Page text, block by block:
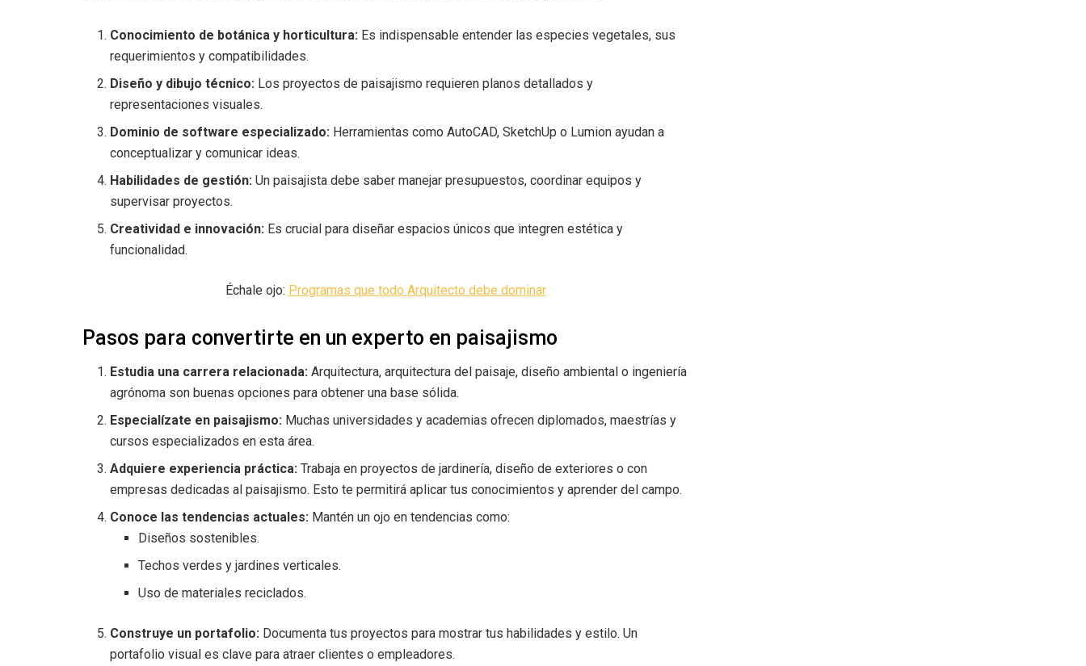
Conocimiento de botánica y horticultura: Es indispensable entender las especies vegetales, sus
requerimientos y compatibilidades.
Diseño y dibujo técnico: Los proyectos de paisajismo requieren planos detallados y
representaciones visuales.
Dominio de software especializado: Herramientas como AutoCAD, SketchUp o Lumion ayudan a
conceptualizar y comunicar ideas.
Habilidades de gestión: Un paisajista debe saber manejar presupuestos, coordinar equipos y
supervisar proyectos.
Creatividad e innovación: Es crucial para diseñar espacios únicos que integren estética y
funcionalidad.
Échale ojo: Programas que todo Arquitecto debe dominar
Pasos para convertirte en un experto en paisajismo
Estudia una carrera relacionada: Arquitectura, arquitectura del paisaje, diseño ambiental o ingeniería
agrónoma son buenas opciones para obtener una base sólida.
Especialízate en paisajismo: Muchas universidades y academias ofrecen diplomados, maestrías y
cursos especializados en esta área.
Adquiere experiencia práctica: Trabaja en proyectos de jardinería, diseño de exteriores o con
empresas dedicadas al paisajismo. Esto te permitirá aplicar tus conocimientos y aprender del campo.
Conoce las tendencias actuales: Mantén un ojo en tendencias como:
Diseños sostenibles.
Techos verdes y jardines verticales.
Uso de materiales reciclados.
Construye un portafolio: Documenta tus proyectos para mostrar tus habilidades y estilo. Un
portafolio visual es clave para atraer clientes o empleadores.